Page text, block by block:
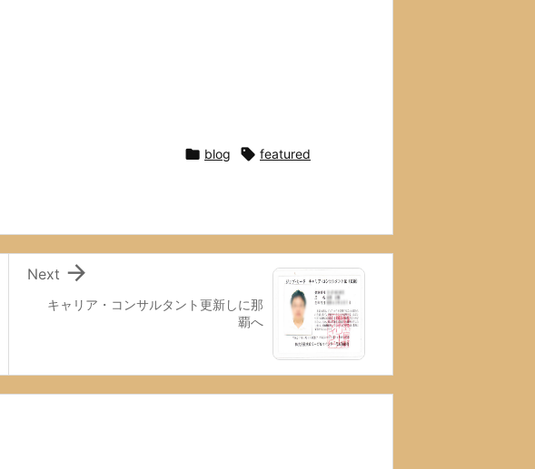
 blog  featured
キャリア・コンサルタント更新しに那
覇へ

Next